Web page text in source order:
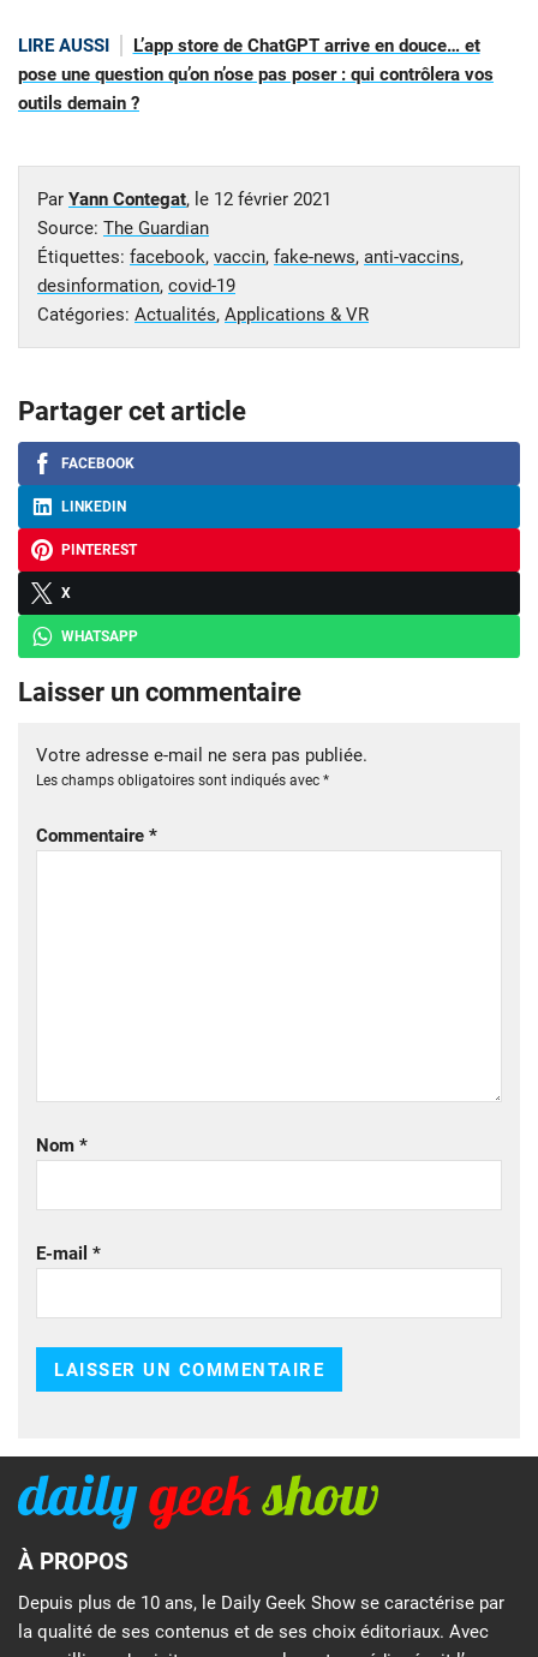
LIRE AUSSI
L’app store de ChatGPT arrive en douce… et
pose une question qu’on n’ose pas poser : qui contrôlera vos
outils demain ?
Par Yann Contegat, le 12 février 2021
Source: The Guardian
Étiquettes: facebook, vaccin, fake-news, anti-vaccins,
desinformation, covid-19
Catégories: Actualités, Applications & VR
Partager cet article
FACEBOOK
LINKEDIN
PINTEREST
X
WHATSAPP
Laisser un commentaire
Votre adresse e-mail ne sera pas publiée.
Les champs obligatoires sont indiqués avec *
Commentaire *
Nom *
E-mail *
À PROPOS
Depuis plus de 10 ans, le Daily Geek Show se caractérise par
la qualité de ses contenus et de ses choix éditoriaux. Avec